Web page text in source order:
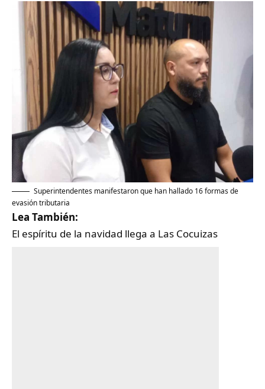
Superintendentes manifestaron que han hallado 16 formas de
evasión tributaria
Lea También:
El espíritu de la navidad llega a Las Cocuizas